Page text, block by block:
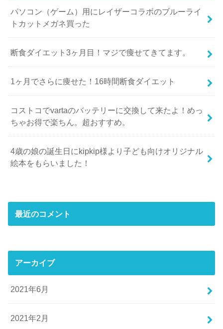
パソコン（ゲーム）用にレイザーコラボのブルーライ
トカットメガネ買った
断食ダイエット3ヶ月目！マジで痩せてきてます。
1ヶ月でさらに痩せた！16時間断食ダイエット
コストコでvartaのバッテリーに交換して来たよ！めっ
ちゃお得で楽ちん。超おすすめ。
4歳の娘の誕生日にkipkip様より子ども向けオリジナル
絵本をもらいました！
最近のコメント
アーカイブ
2021年6月
2021年2月